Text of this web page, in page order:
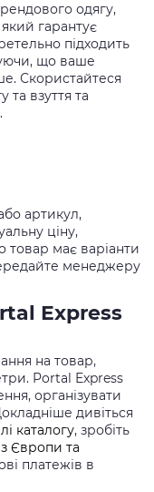
одягу,
гарантує
підходить
що ваше
Скористайтеся
взуття та
артикул,
ціну,
товар має варіанти
менеджеру
Express
на товар,
Portal Express
організувати
дивіться
каталогу, зробіть
Європи та
платежів в